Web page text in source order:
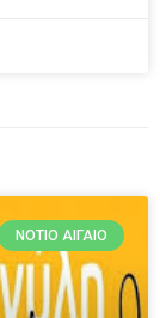
ΝΌΤΙΟ ΑΙΓΑΊΟ